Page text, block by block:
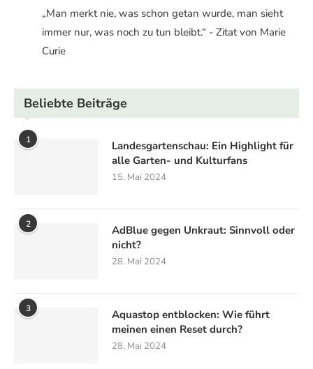
„Man merkt nie, was schon getan wurde, man sieht
immer nur, was noch zu tun bleibt.“ - Zitat von Marie
Curie
Beliebte Beiträge
1
Landesgartenschau: Ein Highlight für
alle Garten- und Kulturfans
15. Mai 2024
2
AdBlue gegen Unkraut: Sinnvoll oder
nicht?
28. Mai 2024
3
Aquastop entblocken: Wie führt
meinen einen Reset durch?
28. Mai 2024